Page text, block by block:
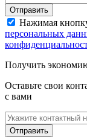
Нажимая
персональных
Получить
Оставьте свои
с вами